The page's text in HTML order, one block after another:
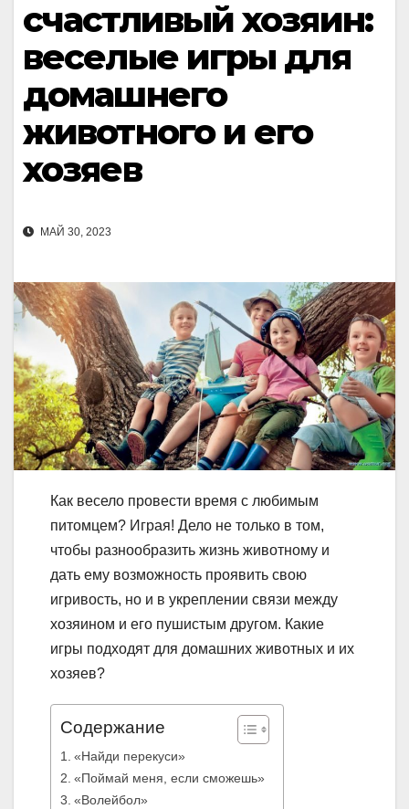
счастливый хозяин:
веселые игры для
домашнего
животного и его
хозяев
МАЙ 30, 2023
Как весело провести время с любимым
питомцем? Играя! Дело не только в том,
чтобы разнообразить жизнь животному и
дать ему возможность проявить свою
игривость, но и в укреплении связи между
хозяином и его пушистым другом. Какие
игры подходят для домашних животных и их
хозяев?
Содержание
«Найди перекуси»
«Поймай меня, если сможешь»
«Волейбол»